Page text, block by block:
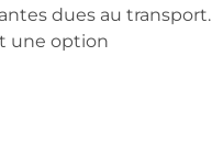
dues au transport.
une option